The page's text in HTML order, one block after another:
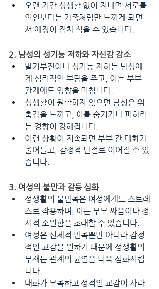
오랜 기간 성생활 없이 지내면 서로를
연인보다는 가족처럼만 느끼게 되면
서 애정이 점차 식을 수 있습니다.
2. 남성의 성기능 저하와 자신감 감소
발기부전이나 성기능 저하는 남성에
게 심리적인 부담을 주고, 이는 부부
관계에도 영향을 미칩니다.
성생활이 원활하지 않으면 남성은 위
축감을 느끼고, 이를 숨기거나 피하려
는 경향이 강해집니다.
이런 상황이 지속되면 부부 간 대화가
줄어들고, 감정적 단절로 이어질 수 있
습니다.
3. 여성의 불만과 갈등 심화
성생활의 불만족은 여성에게도 스트레
스로 작용하며, 이는 부부 싸움이나 정
서적 소원함을 초래할 수 있습니다.
여성은 신체적 만족뿐만 아니라 감정
적인 교감을 원하기 때문에 성생활의
부재는 관계의 균열을 더욱 심화시킵
니다.
대화가 부족하고 성적인 교감이 사라